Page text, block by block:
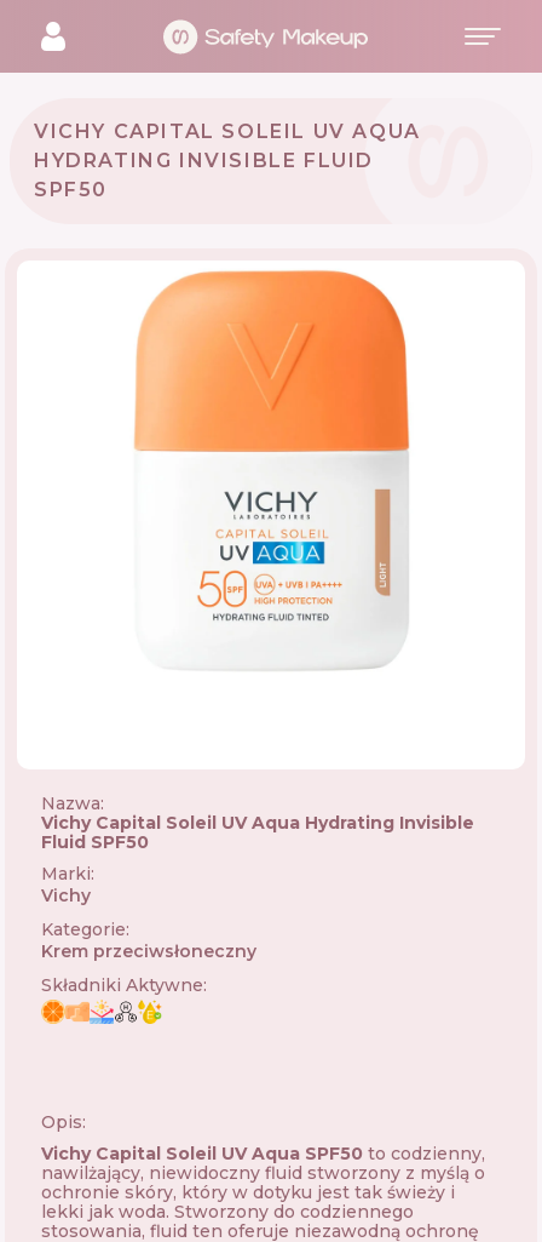
VICHY CAPITAL SOLEIL UV AQUA
HYDRATING INVISIBLE FLUID
SPF50
Nazwa:
Vichy Capital Soleil UV Aqua Hydrating Invisible
Fluid SPF50
Marki:
Vichy
Kategorie:
Krem przeciwsłoneczny
Składniki Aktywne:
Opis:
Vichy Capital Soleil UV Aqua SPF50 to codzienny,
nawilżający, niewidoczny fluid stworzony z myślą o
ochronie skóry, który w dotyku jest tak świeży i
lekki jak woda. Stworzony do codziennego
stosowania, fluid ten oferuje niezawodną ochronę